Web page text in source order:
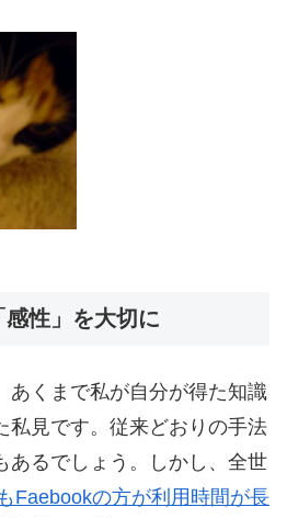
性」を大切に
あくまで私が自分が得た知識
私見です。従来どおりの手法
あるでしょう。しかし、全世
Faebookの方が利用時間が長